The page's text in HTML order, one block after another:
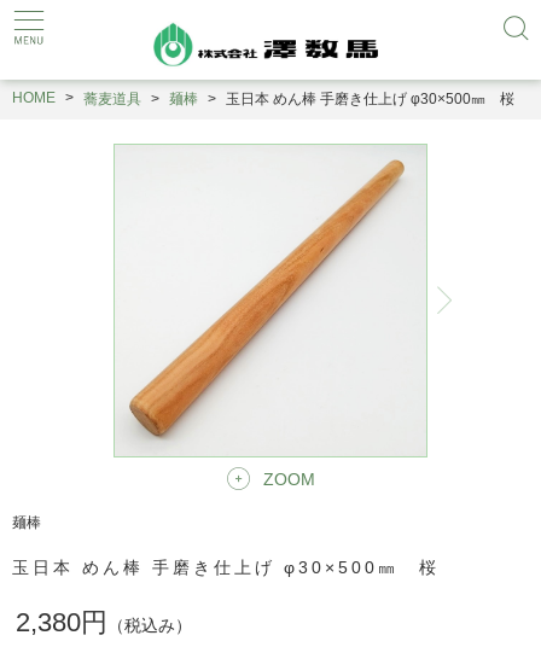
HOME 蕎麦道具 麺棒 玉日本 めん棒 手磨き仕上げ φ30×500㎜ 桜
ZOOM
麺棒
玉日本 めん棒 手磨き仕上げ φ30×500㎜ 桜
2,380円
（税込み）